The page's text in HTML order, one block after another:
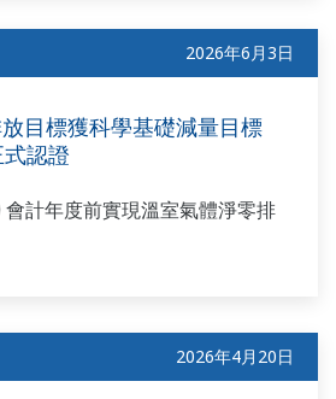
2026年6月3日
目標獲科學基礎減量目標
認證
計年度前實現溫室氣體淨零排
2026年4月20日